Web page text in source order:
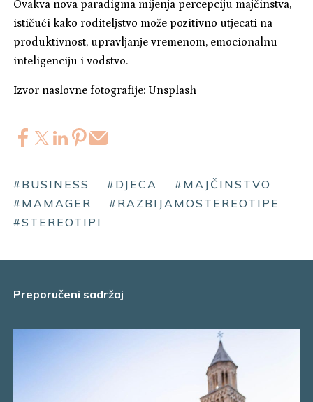
Ovakva nova paradigma mijenja percepciju majčinstva,
ističući kako roditeljstvo može pozitivno utjecati na
produktivnost, upravljanje vremenom, emocionalnu
inteligenciju i vodstvo.
Izvor naslovne fotografije: Unsplash
#BUSINESS #DJECA
#MAJČINSTVO
#MAMAGER
#RAZBIJAMOSTEREOTIPE
#STEREOTIPI
Preporučeni sadržaj